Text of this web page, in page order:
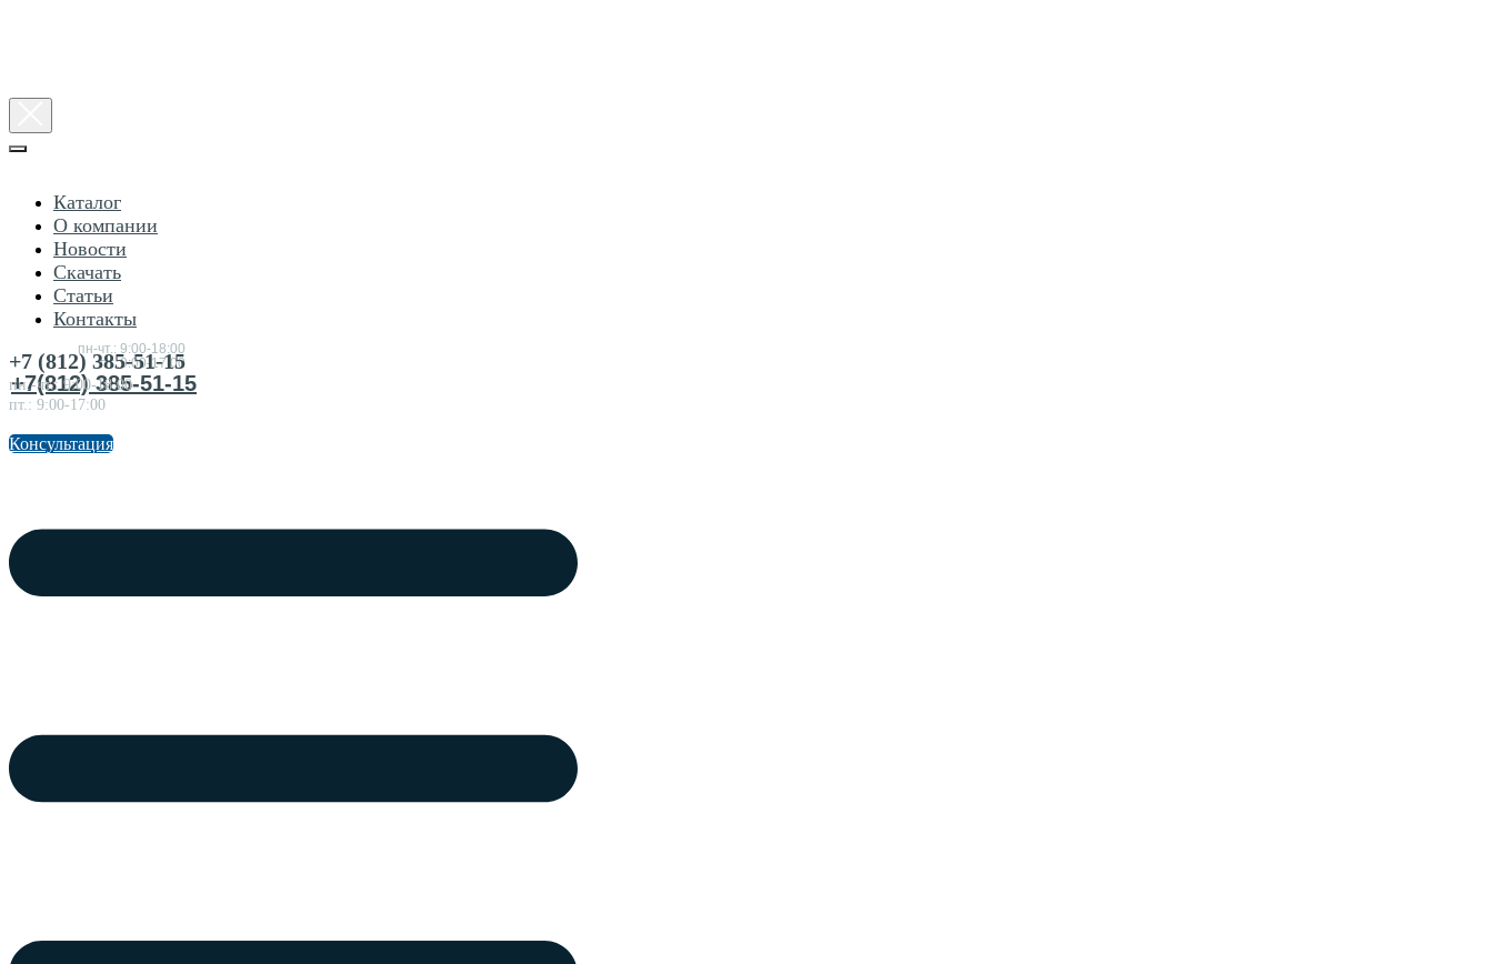
Консультация
пн-чт.: 9:00-18:00
пт.:9:00-17:00
+7(812) 385-51-15
Каталог
О компании
Новости
Скачать
Статьи
Контакты
+7 (812) 385-51-15
пн.-чт.: 9:00-18:00
пт.: 9:00-17:00
Консультация